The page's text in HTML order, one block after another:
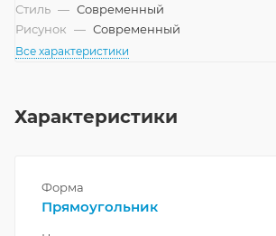
Стиль — Современный
Рисунок — Современный
Все характеристики
Характеристики
Форма
Прямоугольник